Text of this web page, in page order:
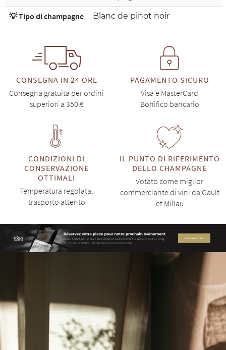
💡 Tipo di champagne Blanc de pinot noir
CONSEGNA IN 24 ORE
Consegna gratuita per ordini
superiori a 350 €
PAGAMENTO SICURO
Visa e MasterCard
Bonifico bancario
CONDIZIONI DI
CONSERVAZIONE
OTTIMALI
Temperatura regolata,
trasporto attento
IL PUNTO DI RIFERIMENTO
DELLO CHAMPAGNE
Votato come miglior
commerciante di vini da Gault
et Millau